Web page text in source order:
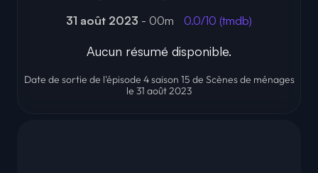
31 août 2023 - 00m 0.0/10 (tmdb)
Aucun résumé disponible.
Date de sortie de l'épisode 4 saison 15 de Scènes de ménages
le 31 août 2023